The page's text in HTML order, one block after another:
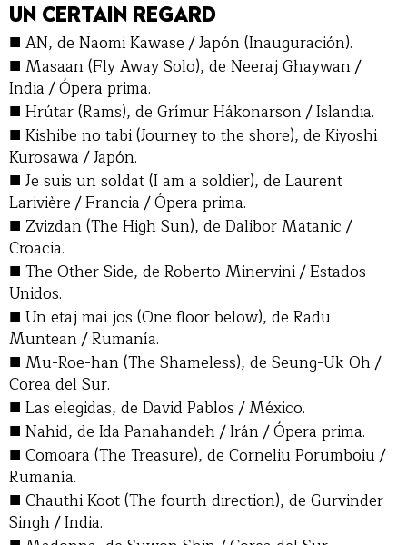
UN CERTAIN REGARD
■ AN, de Naomi Kawase / Japón (Inauguración).
■ Masaan (Fly Away Solo), de Neeraj Ghaywan /
India / Ópera prima.
■ Hrútar (Rams), de Grímur Hákonarson / Islandia.
■ Kishibe no tabi (Journey to the shore), de Kiyoshi
Kurosawa / Japón.
■ Je suis un soldat (I am a soldier), de Laurent
Larivière / Francia / Ópera prima.
■ Zvizdan (The High Sun), de Dalibor Matanic /
Croacia.
■ The Other Side, de Roberto Minervini / Estados
Unidos.
■ Un etaj mai jos (One floor below), de Radu
Muntean / Rumanía.
■ Mu-Roe-han (The Shameless), de Seung-Uk Oh /
Corea del Sur.
■ Las elegidas, de David Pablos / México.
■ Nahid, de Ida Panahandeh / Irán / Ópera prima.
■ Comoara (The Treasure), de Corneliu Porumboiu /
Rumanía.
■ Chauthi Koot (The fourth direction), de Gurvinder
Singh / India.